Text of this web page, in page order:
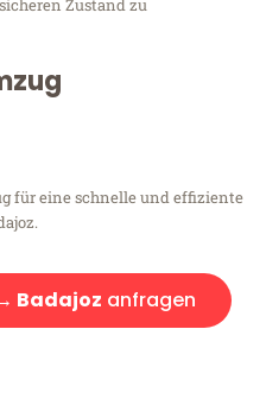
Zustand zu
für eine schnelle und effiziente
Badajoz anfragen